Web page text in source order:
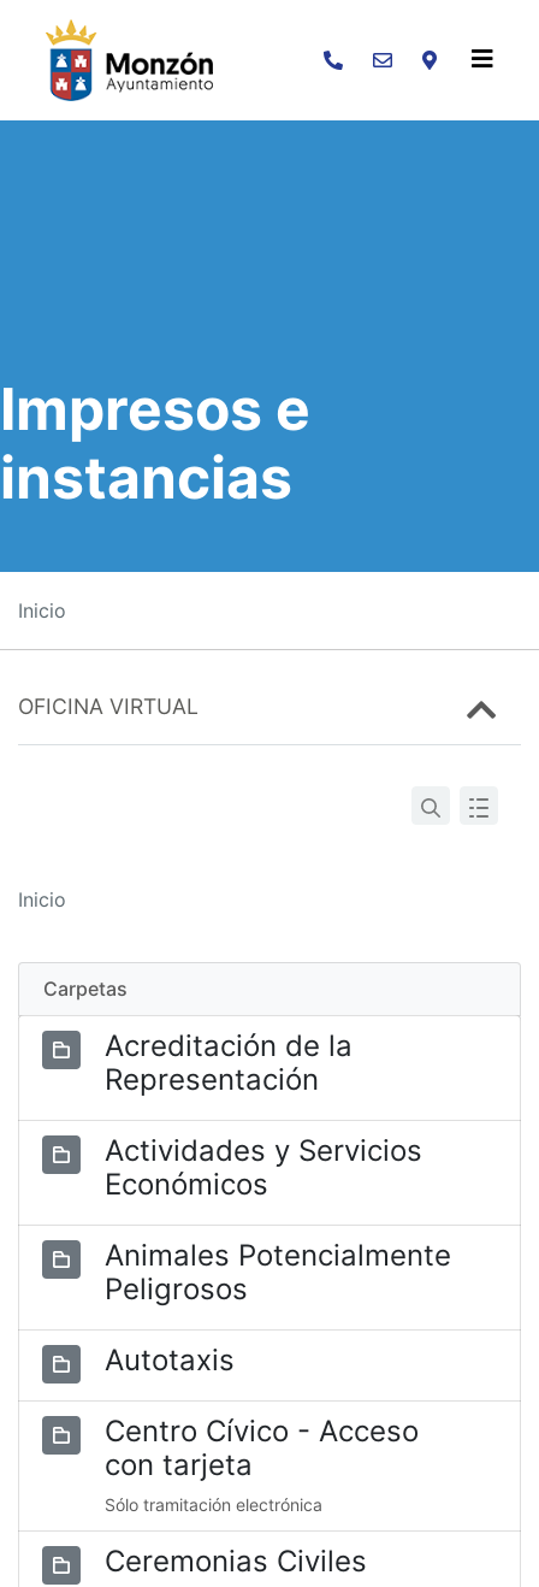
Buscar
Impresos e
instancias
Inicio
OFICINA VIRTUAL
Inicio
Carpetas
Acreditación de la
Representación
Actividades y Servicios
Económicos
Animales Potencialmente
Peligrosos
Autotaxis
Centro Cívico - Acceso
con tarjeta
Sólo tramitación electrónica
Ceremonias Civiles